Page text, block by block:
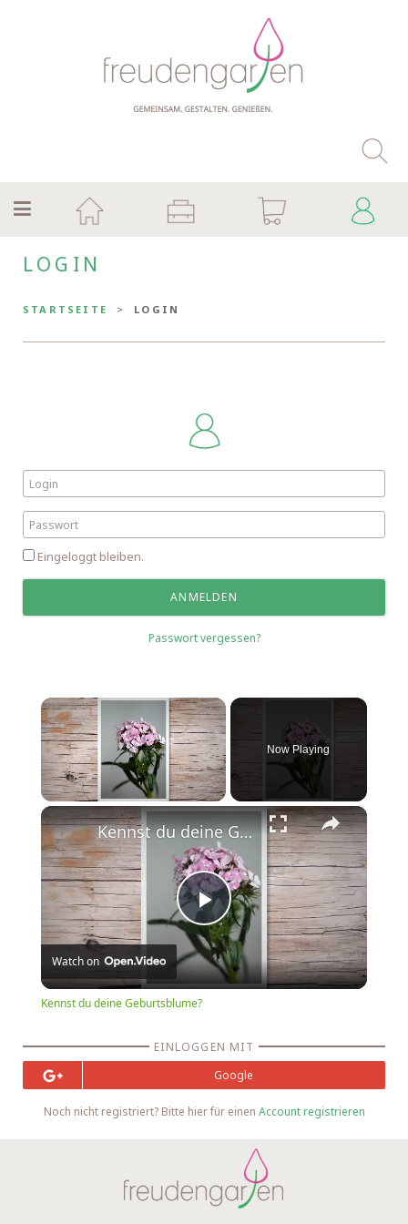
LOGIN
STARTSEITE LOGIN
Eingeloggt bleiben.
Passwort vergessen?
Now Playing
Play
Video
Kennst du deine Geburtsblume?
Watch on
Kennst du deine Geburtsblume?
EINLOGGEN MIT
Google
Noch nicht registriert? Bitte hier für einen Account registrieren